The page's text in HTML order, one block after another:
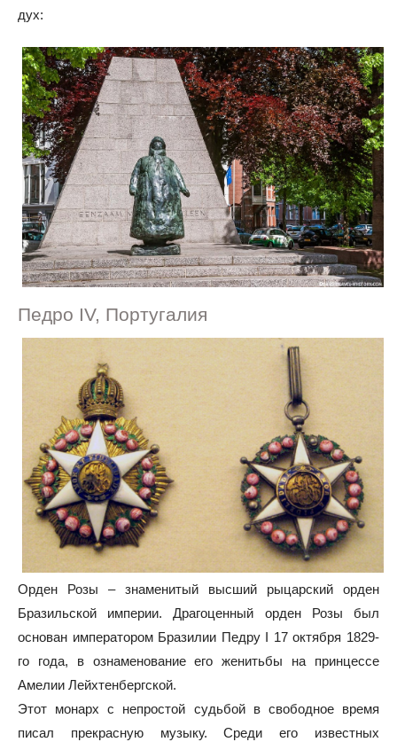
дух:
Педро IV, Португалия
Орден Розы – знаменитый высший рыцарский орден
Бразильской империи. Драгоценный орден Розы был
основан императором Бразилии Педру I 17 октября 1829-
го года, в ознаменование его женитьбы на принцессе
Амелии Лейхтенбергской.
Этот монарх с непростой судьбой в свободное время
писал прекрасную музыку. Среди его известных